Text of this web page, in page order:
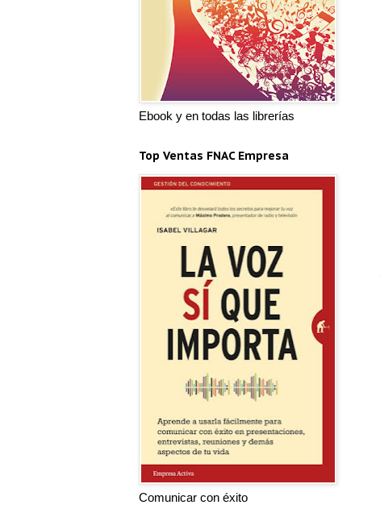
Ebook y en todas las librerías
Top Ventas FNAC Empresa
Comunicar con éxito